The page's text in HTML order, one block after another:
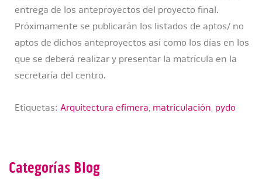
entrega de los anteproyectos del proyecto final.
Próximamente se publicarán los listados de aptos/ no
aptos de dichos anteproyectos así como los días en los
que se deberá realizar y presentar la matrícula en la
secretaría del centro.
Etiquetas: Arquitectura efímera, matriculación, pydo
Categorías Blog